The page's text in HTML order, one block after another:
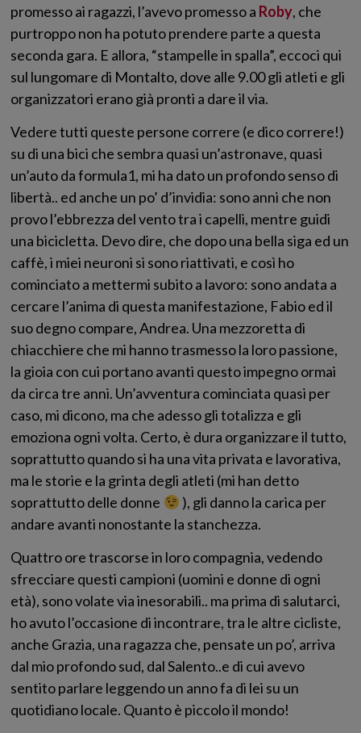
promesso ai ragazzi, l’avevo promesso a Roby, che
purtroppo non ha potuto prendere parte a questa
seconda gara. E allora, “stampelle in spalla”, eccoci qui
sul lungomare di Montalto, dove alle 9.00 gli atleti e gli
organizzatori erano già pronti a dare il via.
Vedere tutti queste persone correre (e dico correre!)
su di una bici che sembra quasi un’astronave, quasi
un’auto da formula1, mi ha dato un profondo senso di
libertà.. ed anche un po’ d’invidia: sono anni che non
provo l’ebbrezza del vento tra i capelli, mentre guidi
una bicicletta. Devo dire, che dopo una bella siga ed un
caffè, i miei neuroni si sono riattivati, e così ho
cominciato a mettermi subito a lavoro: sono andata a
cercare l’anima di questa manifestazione, Fabio ed il
suo degno compare, Andrea. Una mezzoretta di
chiacchiere che mi hanno trasmesso la loro passione,
la gioia con cui portano avanti questo impegno ormai
da circa tre anni. Un’avventura cominciata quasi per
caso, mi dicono, ma che adesso gli totalizza e gli
emoziona ogni volta. Certo, è dura organizzare il tutto,
soprattutto quando si ha una vita privata e lavorativa,
ma le storie e la grinta degli atleti (mi han detto
soprattutto delle donne
), gli danno la carica per
andare avanti nonostante la stanchezza.
Quattro ore trascorse in loro compagnia, vedendo
sfrecciare questi campioni (uomini e donne di ogni
età), sono volate via inesorabili.. ma prima di salutarci,
ho avuto l’occasione di incontrare, tra le altre cicliste,
anche Grazia, una ragazza che, pensate un po’, arriva
dal mio profondo sud, dal Salento..e di cui avevo
sentito parlare leggendo un anno fa di lei su un
quotidiano locale. Quanto è piccolo il mondo!